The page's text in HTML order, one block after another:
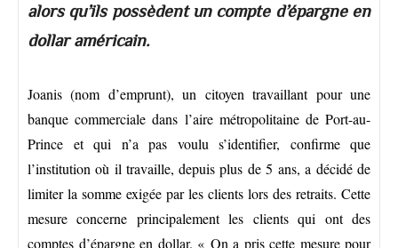
alors qu’ils possèdent un compte d’épargne en
dollar américain.
Joanis (nom d’emprunt), un citoyen travaillant pour une
banque commerciale dans l’aire métropolitaine de Port-au-
Prince et qui n’a pas voulu s’identifier, confirme que
l’institution où il travaille, depuis plus de 5 ans, a décidé de
limiter la somme exigée par les clients lors des retraits. Cette
mesure concerne principalement les clients qui ont des
comptes d’épargne en dollar. « On a pris cette mesure pour